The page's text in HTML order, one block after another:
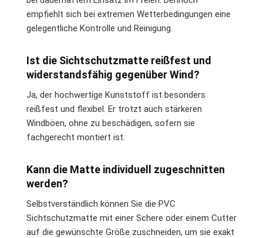
empfiehlt sich bei extremen Wetterbedingungen eine
gelegentliche Kontrolle und Reinigung.
Ist die Sichtschutzmatte reißfest und
widerstandsfähig gegenüber Wind?
Ja, der hochwertige Kunststoff ist besonders
reißfest und flexibel. Er trotzt auch stärkeren
Windböen, ohne zu beschädigen, sofern sie
fachgerecht montiert ist.
Kann die Matte individuell zugeschnitten
werden?
Selbstverständlich können Sie die PVC
Sichtschutzmatte mit einer Schere oder einem Cutter
auf die gewünschte Größe zuschneiden, um sie exakt